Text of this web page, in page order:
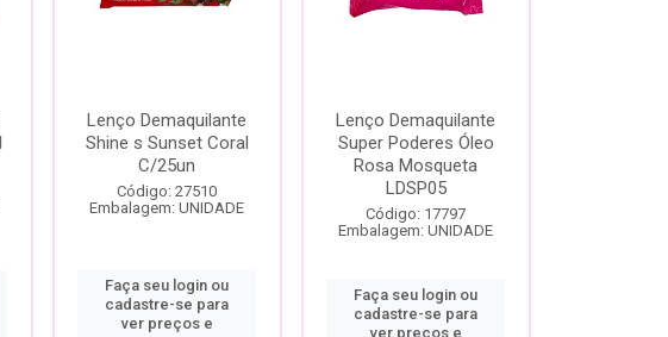
Lenço Demaquilante
Shine s Sunset Coral
C/25un
Código: 27510
Embalagem: UNIDADE
Faça seu login ou
cadastre-se para
ver preços e
Lenço Demaquilante
Super Poderes Óleo
Rosa Mosqueta
LDSP05
Código: 17797
Embalagem: UNIDADE
Faça seu login ou
cadastre-se para
ver preços e